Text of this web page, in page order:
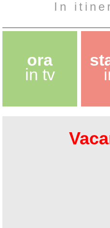
In
ora
in tv